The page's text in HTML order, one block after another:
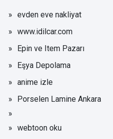
evden eve nakliyat
www.idilcar.com
Epin ve Item Pazarı
Eşya Depolama
anime izle
Porselen Lamine Ankara
webtoon oku